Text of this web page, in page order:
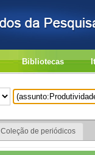
Bibliotecas
Coleção de periódicos